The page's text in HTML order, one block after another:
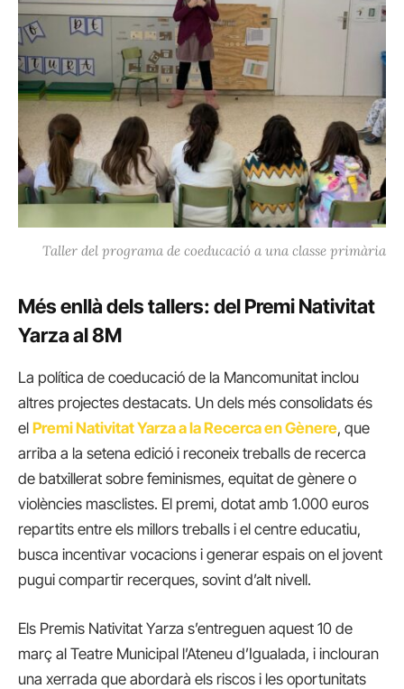
Taller del programa de coeducació a una classe primària
Més enllà dels tallers: del Premi Nativitat
Yarza al 8M
La política de coeducació de la Mancomunitat inclou
altres projectes destacats. Un dels més consolidats és
el Premi Nativitat Yarza a la Recerca en Gènere, que
arriba a la setena edició i reconeix treballs de recerca
de batxillerat sobre feminismes, equitat de gènere o
violències masclistes. El premi, dotat amb 1.000 euros
repartits entre els millors treballs i el centre educatiu,
busca incentivar vocacions i generar espais on el jovent
pugui compartir recerques, sovint d’alt nivell.
Els Premis Nativitat Yarza s’entreguen aquest 10 de
març al Teatre Municipal l’Ateneu d’Igualada, i inclouran
una xerrada que abordarà els riscos i les oportunitats